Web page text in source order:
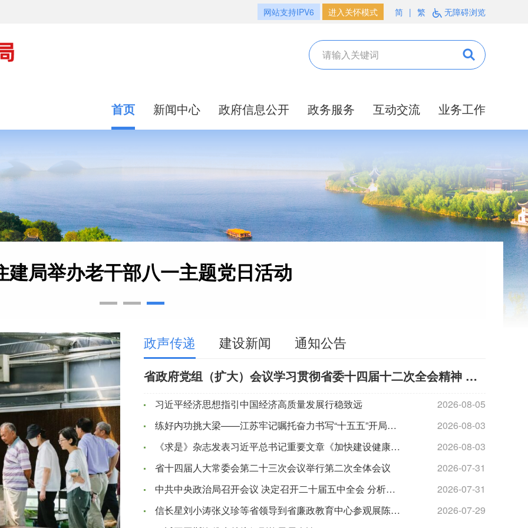
网站支持IPV6 进入关怀模式 简 | 繁 无障碍浏览
首页 新闻中心 政府信息公开 政务服务 互动交流 业务工作
建局举办老干部八一主题党日活动
政声传递 建设新闻 通知公告
省政府党组（扩大）会议学习贯彻省委十四届十二次全会精神 集中精力扎扎实实做好各项工作 以新业绩迎接省党代会胜利召开
习近平经济思想指引中国经济高质量发展行稳致远
2026-08-05
练好内功挑大梁——江苏牢记嘱托奋力书写“十五五”开局答卷
2026-08-03
《求是》杂志发表习近平总书记重要文章《加快建设健康中国》
2026-08-03
省十四届人大常委会第二十三次会议举行第二次全体会议
2026-07-31
中共中央政治局召开会议 决定召开二十届五中全会 分析研究当前经济形势和经济工作 中共中央总书记习近平主持会议
2026-07-31
信长星刘小涛张义珍等省领导到省廉政教育中心参观展陈并开展警示教育 始终严于律己严负其责严管所辖 不断巩固发展风清气正的良好政治生态
2026-07-29